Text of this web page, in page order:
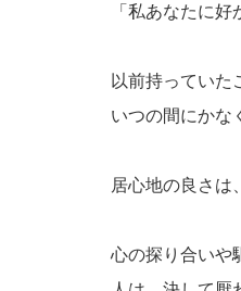
「私あなたに
以前持っていた
いつの間にかな
居心地の良さは
心の探り合いや